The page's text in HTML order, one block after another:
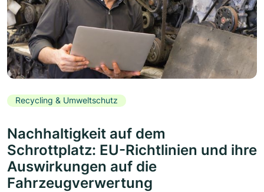
Recycling & Umweltschutz
Nachhaltigkeit auf dem
Schrottplatz: EU-Richtlinien und ihre
Auswirkungen auf die
Fahrzeugverwertung